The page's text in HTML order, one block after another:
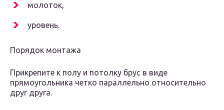
молоток,
уровень.
Порядок монтажа
Прикрепите к полу и потолку брус в виде
прямоугольника четко параллельно относительно
друг друга.